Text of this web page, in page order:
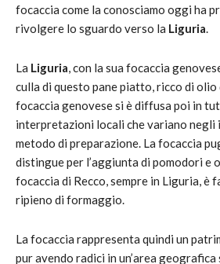
focaccia come la conosciamo oggi ha
rivolgere lo sguardo verso la Liguria.
La Liguria, con la sua focaccia
culla di questo pane piatto, ricco di olio
focaccia genovese si è diffusa poi in
interpretazioni locali che variano negli
metodo di preparazione. La focaccia
distingue per l’aggiunta di pomodori e
focaccia di Recco, sempre in Liguria, è
ripieno di formaggio.
La focaccia rappresenta quindi un
pur avendo radici in un’area geografica